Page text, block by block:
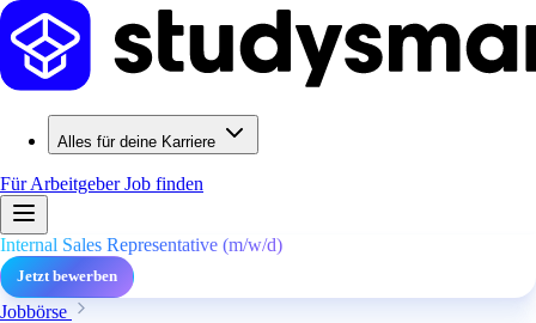
Alles für deine Karriere
Für ArbeitgeberJob finden
Internal Sales Representative (m/w/d)
Jetzt bewerben
Jobbörse